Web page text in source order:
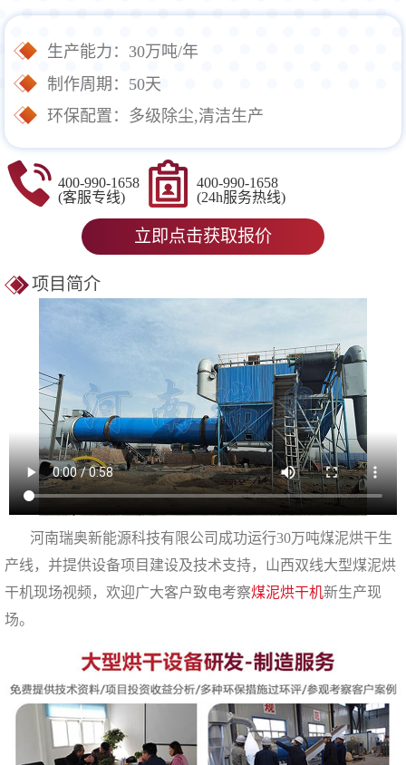
生产能力：30万吨/年
制作周期：50天
环保配置：多级除尘,清洁生产
400-990-1658
(客服专线)
400-990-1658
(24h服务热线)
立即点击获取报价
项目简介
河南瑞奥新能源科技有限公司成功运行30万吨煤泥烘干生
产线，并提供设备项目建设及技术支持，山西双线大型煤泥烘
干机现场视频，欢迎广大客户致电考察煤泥烘干机新生产现
场。